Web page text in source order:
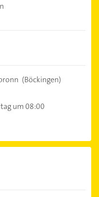
(Böckingen)
um 08:00